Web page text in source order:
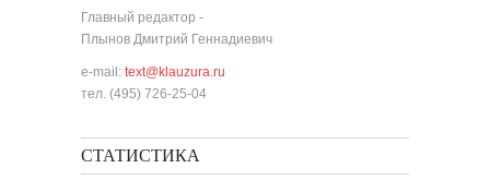
Главный редактор -
Плынов Дмитрий Геннадиевич
e-mail: text@klauzura.ru
тел. (495) 726-25-04
СТАТИСТИКА